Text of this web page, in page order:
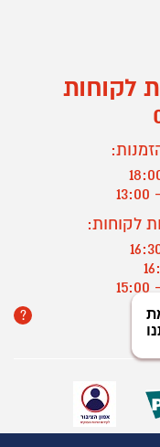
לקוחות
לקוחות:
?